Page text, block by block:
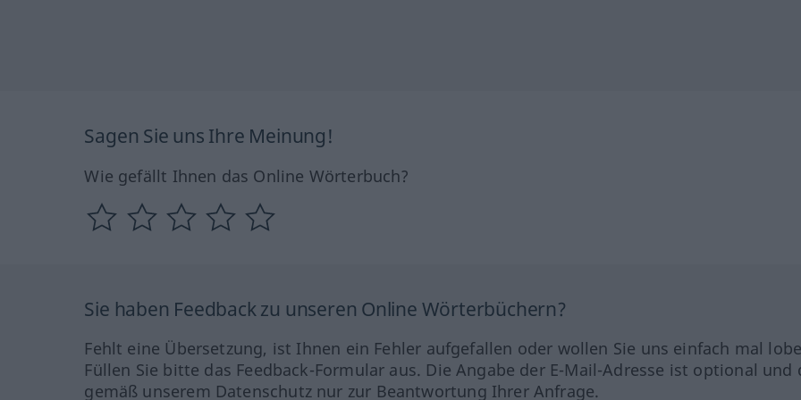
Sagen Sie uns Ihre Meinung!
Wie gefällt Ihnen das Online Wörterbuch?
Sie haben Feedback zu unseren Online Wörterbüchern?
Fehlt eine Übersetzung, ist Ihnen ein Fehler aufgefallen oder wollen Sie uns einfach mal
Füllen Sie bitte das Feedback-Formular aus. Die Angabe der E-Mail-Adresse ist optional und
gemäß unserem Datenschutz nur zur Beantwortung Ihrer Anfrage.